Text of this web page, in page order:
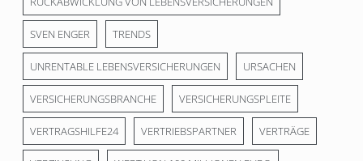
SVEN ENGER TRENDS
UNRENTABLE LEBENSVERSICHERUNGEN URSACHEN
VERSICHERUNGSBRANCHE VERSICHERUNGSPLEITE
VERTRAGSHILFE24 VERTRIEBSPARTNER VERTRÄGE